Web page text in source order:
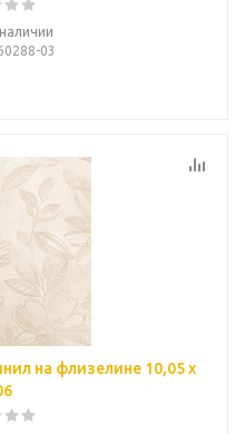
03
на флизелине 10,05 х